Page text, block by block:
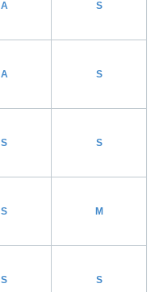
A S
A S
S S
S M
S S